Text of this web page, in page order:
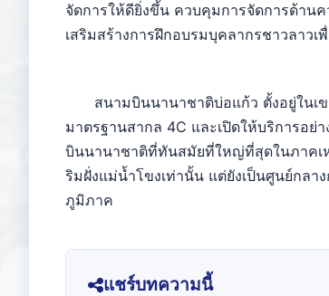
จัดการให้ดียิ่งขึ้น ควบคุมการจัดการด้าน
เสริมสร้างการฝึกอบรมบุคลากรชาวลาว
สนามบินนานาชาติบ่อแก้ว ตั้งอยู่ในเขต
มาตรฐานสากล 4C และเปิดให้บริการอ
บินนานาชาติที่ทันสมัยที่ใหญ่ที่สุดในภาคเ
ริมฝั่งแม่น้ำโขงเท่านั้น แต่ยังเป็นศูนย์กลา
ภูมิภาค
แชร์บทความนี้